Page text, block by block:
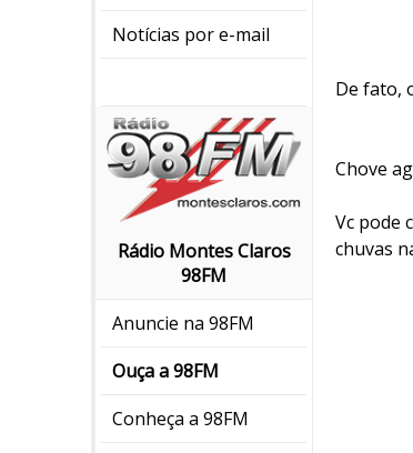
Notícias por e-mail
Rádio Montes Claros
98FM
Anuncie na 98FM
Ouça a 98FM
Conheça a 98FM
De fato,
Chove
Vc pode
chuvas